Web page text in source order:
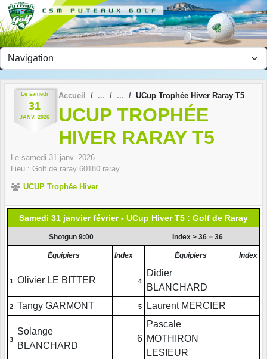
Le samedi
31
JANV. 2026
Accueil UCup Trophée Hiver Raray T5
UCUP TROPHÉE
HIVER RARAY T5
Le samedi 31 janv. 2026
Lieu : Golf de raray 60180 raray
UCUP Trophée Hiver
Samedi 31 janvier février - UCup Hiver T5 : Golf de Raray
Shotgun 9:00 Index > 36 = 36
Équipiers Index Équipiers Index
1 Olivier LE BITTER 4
Didier
BLANCHARD
2 Tangy GARMONT 5 Laurent MERCIER
3
Solange
BLANCHARD
6
Pascale
MOTHIRON
LESIEUR
Panneau de gestion des cookies